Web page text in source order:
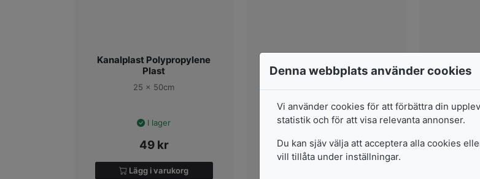
Kanalplast Polypropylene
Plast
25 x 50cm
I lager
49 kr
Lägg i varukorg
25 x 50cm
I lager
Denna webbplats använder cookies
Vi använder cookies för att förbättra din
statistik och för att visa relevanta annonser.
Du kan sjäv välja att acceptera alla cookies
vill tillåta under inställningar.